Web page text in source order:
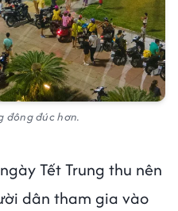
đông đúc hơn.
Tết Trung thu nên
dân tham gia vào